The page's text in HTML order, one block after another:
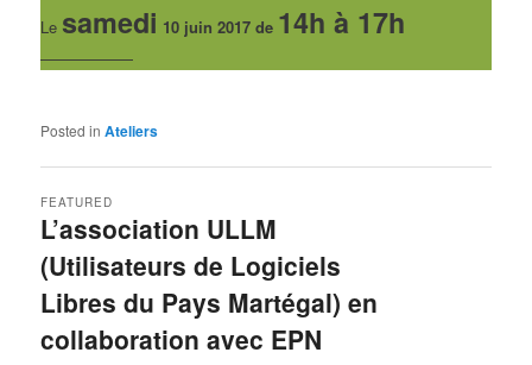
Le samedi 10 juin 2017 de 14h à 17h
——————
Posted in Ateliers
L’association ULLM
(Utilisateurs de Logiciels
Libres du Pays Martégal) en
collaboration avec EPN
FEATURED